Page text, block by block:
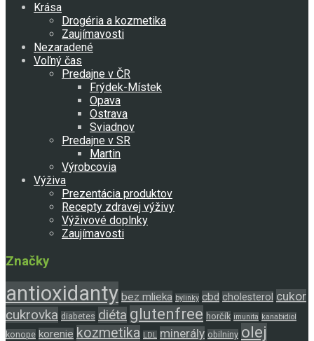
Krása
Drogéria a kozmetika
Zaujímavosti
Nezaradené
Voľný čas
Predajne v ČR
Frýdek-Místek
Opava
Ostrava
Sviadnov
Predajne v SR
Martin
Výrobcovia
Výživa
Prezentácia produktov
Recepty zdravej výživy
Výživové doplnky
Zaujímavosti
Značky
antioxidanty bez mlieka bylinky cbd cholesterol cukor
cukrovka diabetes diéta glutenfree horčík imunita kanabidiol
konope korenie kozmetika LDL minerály obilniny olej